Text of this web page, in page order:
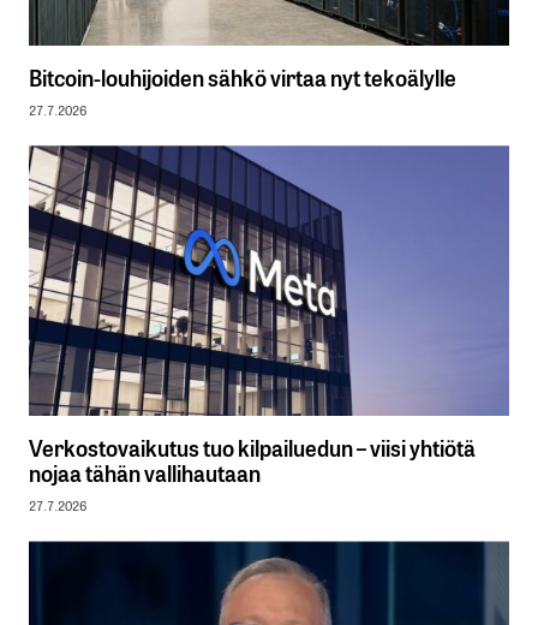
Bitcoin-louhijoiden sähkö virtaa nyt tekoälylle
27.7.2026
Verkostovaikutus tuo kilpailuedun – viisi yhtiötä
nojaa tähän vallihautaan
27.7.2026